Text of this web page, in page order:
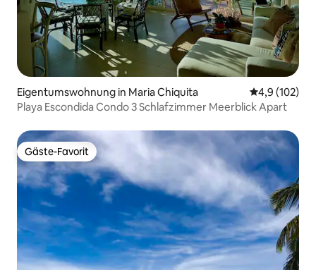
Eigentumswohnung in Maria Chiquita
4,9 (102)
Playa Escondida Condo 3 Schlafzimmer Meerblick Apart
Gäste-Favorit
Gäste-Favorit